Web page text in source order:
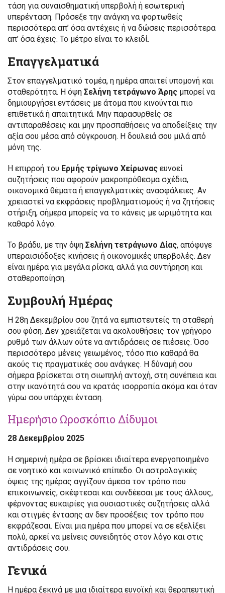
τάση για συναισθηματική υπερβολή ή εσωτερική
υπερένταση. Πρόσεξε την ανάγκη να φορτωθείς
περισσότερα απ’ όσα αντέχεις ή να δώσεις περισσότερα
απ’ όσα έχεις. Το μέτρο είναι το κλειδί.
Επαγγελματικά
Στον επαγγελματικό τομέα, η ημέρα απαιτεί υπομονή και
σταθερότητα. Η όψη Σελήνη τετράγωνο Άρης μπορεί να
δημιουργήσει εντάσεις με άτομα που κινούνται πιο
επιθετικά ή απαιτητικά. Μην παρασυρθείς σε
αντιπαραθέσεις και μην προσπαθήσεις να αποδείξεις την
αξία σου μέσα από σύγκρουση. Η δουλειά σου μιλά από
μόνη της.
Η επιρροή του Ερμής τρίγωνο Χείρωνας ευνοεί
συζητήσεις που αφορούν μακροπρόθεσμα σχέδια,
οικονομικά θέματα ή επαγγελματικές ανασφάλειες. Αν
χρειαστεί να εκφράσεις προβληματισμούς ή να ζητήσεις
στήριξη, σήμερα μπορείς να το κάνεις με ωριμότητα και
καθαρό λόγο.
Το βράδυ, με την όψη Σελήνη τετράγωνο Δίας, απόφυγε
υπεραισιόδοξες κινήσεις ή οικονομικές υπερβολές. Δεν
είναι ημέρα για μεγάλα ρίσκα, αλλά για συντήρηση και
σταθεροποίηση.
Συμβουλή Ημέρας
Η 28η Δεκεμβρίου σου ζητά να εμπιστευτείς τη σταθερή
σου φύση. Δεν χρειάζεται να ακολουθήσεις τον γρήγορο
ρυθμό των άλλων ούτε να αντιδράσεις σε πιέσεις. Όσο
περισσότερο μένεις γειωμένος, τόσο πιο καθαρά θα
ακούς τις πραγματικές σου ανάγκες. Η δύναμή σου
σήμερα βρίσκεται στη σιωπηλή αντοχή, στη συνέπεια και
στην ικανότητά σου να κρατάς ισορροπία ακόμα και όταν
γύρω σου υπάρχει ένταση.
Ημερήσιο Ωροσκόπιο Δίδυμοι
28 Δεκεμβρίου 2025
Η σημερινή ημέρα σε βρίσκει ιδιαίτερα ενεργοποιημένο
σε νοητικό και κοινωνικό επίπεδο. Οι αστρολογικές
όψεις της ημέρας αγγίζουν άμεσα τον τρόπο που
επικοινωνείς, σκέφτεσαι και συνδέεσαι με τους άλλους,
φέρνοντας ευκαιρίες για ουσιαστικές συζητήσεις αλλά
και στιγμές έντασης αν δεν προσέξεις τον τρόπο που
εκφράζεσαι. Είναι μια ημέρα που μπορεί να σε εξελίξει
πολύ, αρκεί να μείνεις συνειδητός στον λόγο και στις
αντιδράσεις σου.
Γενικά
Η ημέρα ξεκινά με μια ιδιαίτερα ευνοϊκή και θεραπευτική